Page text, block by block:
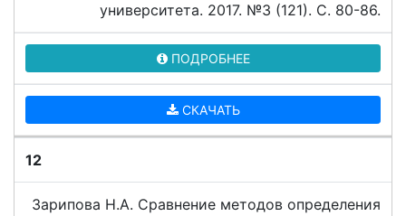
университета. 2017. №3 (121). C. 80-86.
ПОДРОБНЕЕ
СКАЧАТЬ
12
Зарипова Н.А. Сравнение методов определения